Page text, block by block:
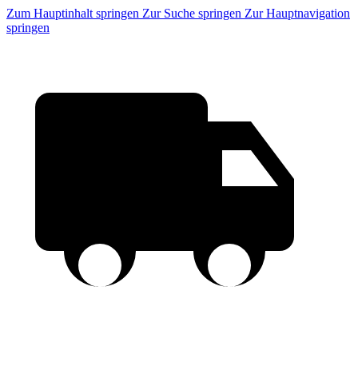
Zum Hauptinhalt springen Zur Suche springen Zur Hauptnavigation
springen